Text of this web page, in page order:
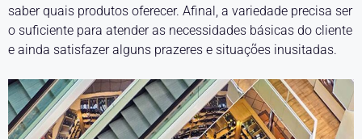
saber quais produtos oferecer. Afinal, a variedade precisa ser
o suficiente para atender as necessidades básicas do cliente
e ainda satisfazer alguns prazeres e situações inusitadas.